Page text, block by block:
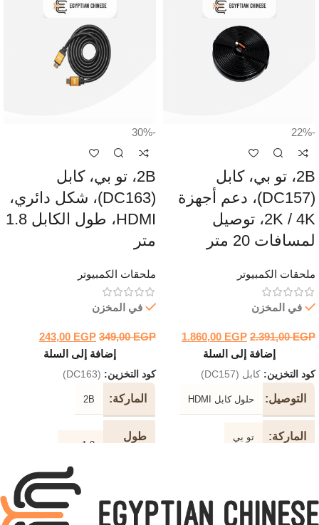
-22%
2B، تو بي، كابل
(DC157)، دعم أجهزة
2K / 4K، توصيل
لمسافات 20 متر
ملحقات الكمبيوتر
في المخزن
2.391,00EGP
1.860,00 EGP
إضافة إلى السلة
كود التخزين: كابل (DC157)
التوصيل حلول كابل HDMI
الماركة تو بي
-30%
2B، تو بي، كابل
(DC163)، شكل دائري،
HDMI، طول الكابل 1.8
متر
ملحقات الكمبيوتر
في المخزن
349,00EGP
243,00 EGP
إضافة إلى السلة
كود التخزين: (DC163)
الماركة 2B
طول
1.8 متر
الكابل
أسود